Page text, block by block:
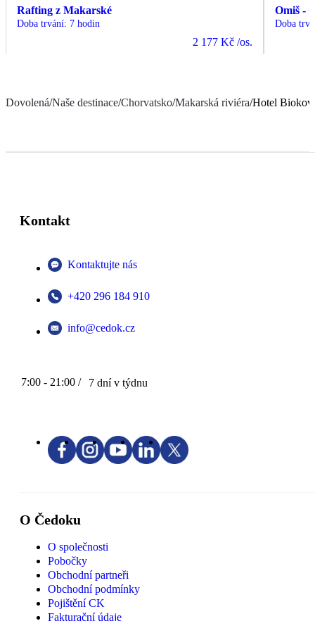
Rafting z Makarské
Doba trvání: 7 hodin
2 177 Kč /os.
Omiš -
Doba
Dovolená/Naše destinace/Chorvatsko/Makarská riviéra/Hotel
Kontakt
Kontaktujte nás
+420 296 184 910
info@cedok.cz
7:00 - 21:00 / 7 dní v týdnu
O Čedoku
O společnosti
Pobočky
Obchodní partneři
Obchodní podmínky
Pojištění CK
Fakturační údaje